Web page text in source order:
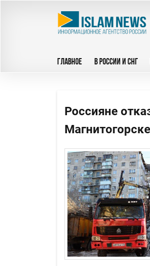
ГЛАВНОЕ В РОССИИ И СНГ
Россияне
Магнитогорске